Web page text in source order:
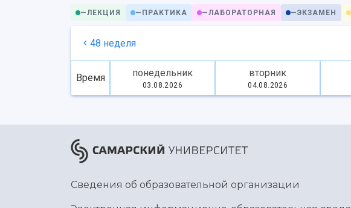
—ЛЕКЦИЯ — ПРАКТИКА —ЛАБОРАТОРНАЯ —ЭКЗАМЕН
48 неделя
Время понедельник
03.08.2026
вторник
04.08.2026
Сведения об образовательной организации